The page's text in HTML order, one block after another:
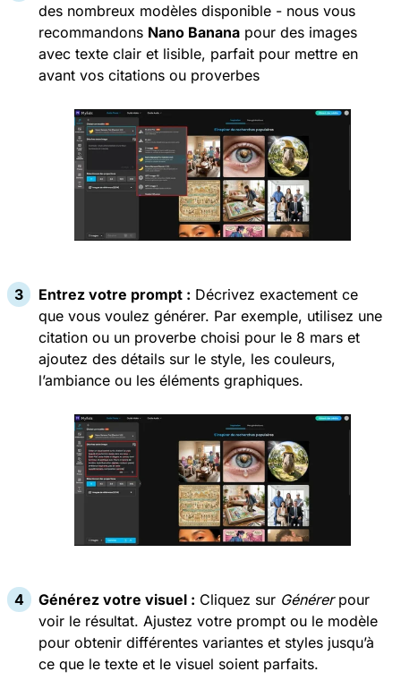
des nombreux modèles disponible - nous vous
recommandons Nano Banana pour des images
avec texte clair et lisible, parfait pour mettre en
avant vos citations ou proverbes
Entrez votre prompt : Décrivez exactement ce
que vous voulez générer. Par exemple, utilisez une
citation ou un proverbe choisi pour le 8 mars et
ajoutez des détails sur le style, les couleurs,
l’ambiance ou les éléments graphiques.
Générez votre visuel : Cliquez sur Générerpour
voir le résultat. Ajustez votre prompt ou le modèle
pour obtenir différentes variantes et styles jusqu’à
ce que le texte et le visuel soient parfaits.